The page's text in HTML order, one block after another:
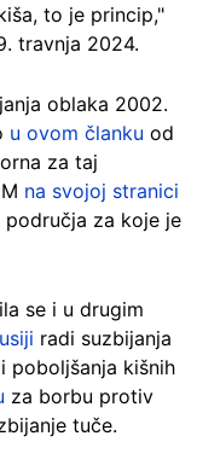
to je princip,"
travnja 2024.
oblaka 2002.
u ovom članku od
za taj
na svojoj stranici
za koje je
se i u drugim
radi suzbijanja
poboljšanja kišnih
za borbu protiv
tuče.